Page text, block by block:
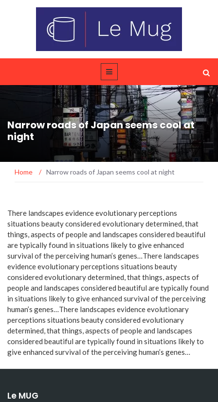
Narrow roads of Japan seems cool at
night
Home / Narrow roads of Japan seems cool at night
There landscapes evidence evolutionary perceptions
situations beauty considered evolutionary determined, that
things, aspects of people and landscapes considered beautiful
are typically found in situations likely to give enhanced
survival of the perceiving human’s genes…There landscapes
evidence evolutionary perceptions situations beauty
considered evolutionary determined, that things, aspects of
people and landscapes considered beautiful are typically found
in situations likely to give enhanced survival of the perceiving
human’s genes…There landscapes evidence evolutionary
perceptions situations beauty considered evolutionary
determined, that things, aspects of people and landscapes
considered beautiful are typically found in situations likely to
give enhanced survival of the perceiving human’s genes…
Le MUG